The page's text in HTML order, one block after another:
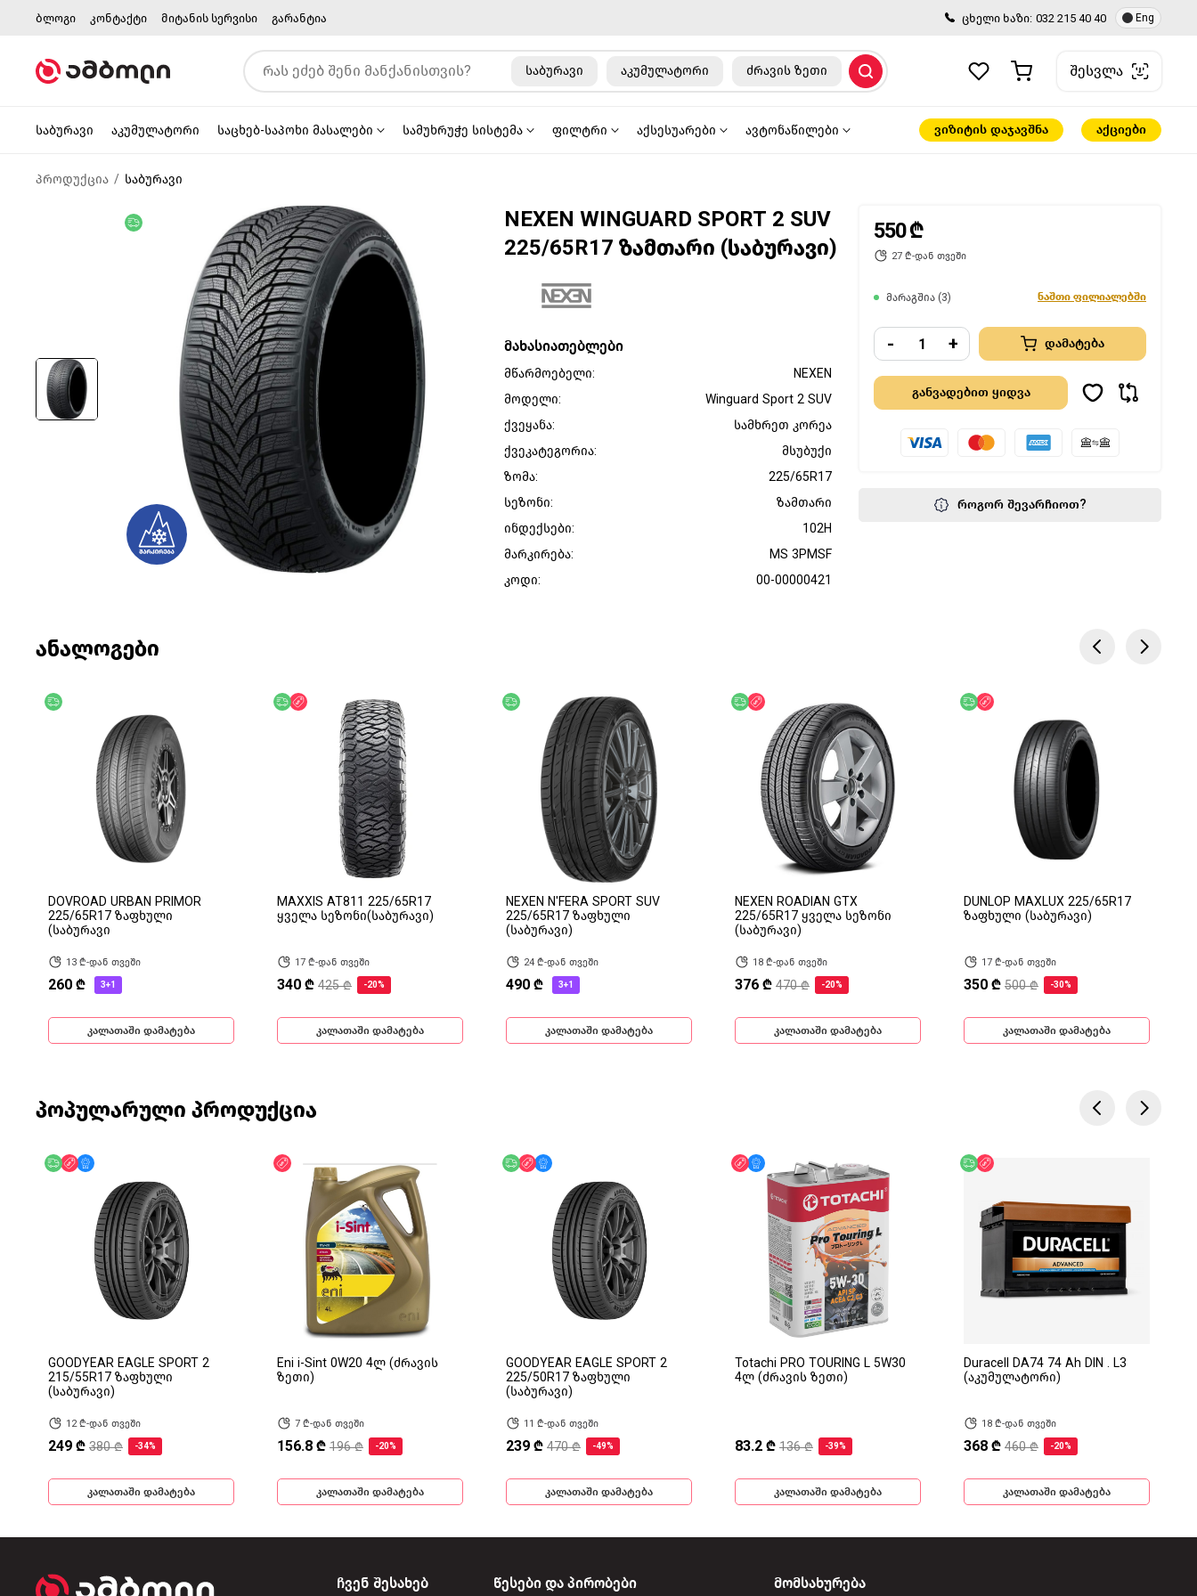
ბლოგი კონტაქტი მიტანის სერვისი გარანტია ცხელი ხაზი: 032 215 40 40 Eng
საბურავი აკუმულატორი ძრავის ზეთი შესვლა
საბურავი აკუმულატორი საცხებ-საპოხი მასალები სამუხრუჭე სისტემა ფილტრი აქსესუარები ავტონაწილები ვიზიტის დაჯავშნა აქციები
პროდუქცია საბურავი
550 ₾
27 ₾-დან თვეში
მარაგშია (3) ნაშთი ფილიალებში
- + დამატება
როგორ შევარჩიოთ?
NEXEN WINGUARD SPORT 2 SUV
225/65R17 ზამთარი (საბურავი)
მახასიათებლები
მწარმოებელი:
NEXEN
მოდელი:
Winguard Sport 2 SUV
ქვეყანა:
სამხრეთ კორეა
ქვეკატეგორია:
მსუბუქი
ზომა:
225/65R17
სეზონი:
ზამთარი
ინდექსები:
102H
მარკირება:
MS 3PMSF
კოდი:
00-00000421
ანალოგები
DOVROAD URBAN PRIMOR
225/65R17 ზაფხული
(საბურავი
13 ₾-დან თვეში
260 ₾ 3+1
კალათაში დამატება
უფასო მიწოდება
ფასდაკლება
MAXXIS AT811 225/65R17
ყველა სეზონი(საბურავი)
17 ₾-დან თვეში
340 ₾ 425 ₾ -20%
კალათაში დამატება
უფასო მიწოდება
NEXEN N'FERA SPORT SUV
225/65R17 ზაფხული
(საბურავი)
24 ₾-დან თვეში
490 ₾ 3+1
კალათაში დამატება
უფასო მიწოდება
ფასდაკლება
NEXEN ROADIAN GTX
225/65R17 ყველა სეზონი
(საბურავი)
18 ₾-დან თვეში
376 ₾ 470 ₾ -20%
კალათაში დამატება
უფასო მიწოდება
DUNLOP MAXLUX 225/65R17
ზაფხული (საბურავი)
17 ₾-დან თვეში
350 ₾ 500 ₾ -30%
კალათაში დამატება
პოპულარული პროდუქცია
უფასო მიწოდება
ფასდაკლება
GOODYEAR EAGLE SPORT 2
215/55R17 ზაფხული
(საბურავი)
12 ₾-დან თვეში
249 ₾ 380 ₾ -34%
კალათაში დამატება
ფასდაკლება
Eni i-Sint 0W20 4ლ (ძრავის
ზეთი)
7 ₾-დან თვეში
156.8 ₾ 196 ₾ -20%
კალათაში დამატება
უფასო მიწოდება
ფასდაკლება
GOODYEAR EAGLE SPORT 2
225/50R17 ზაფხული
(საბურავი)
11 ₾-დან თვეში
239 ₾ 470 ₾ -49%
კალათაში დამატება
ფასდაკლება
მხოლოდ ონლაინ
Totachi PRO TOURING L 5W30
4ლ (ძრავის ზეთი)
83.2 ₾ 136 ₾ -39%
კალათაში დამატება
უფასო მიწოდება
Duracell DA74 74 Ah DIN . L3
(აკუმულატორი)
18 ₾-დან თვეში
368 ₾ 460 ₾ -20%
კალათაში დამატება
ჩვენ შესახებ წესები და პირობები მომსახურება